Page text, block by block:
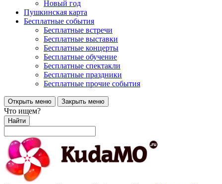
Новый год
Пушкинская карта
Бесплатные события
Бесплатные встречи
Бесплатные выставки
Бесплатные концерты
Бесплатные обучение
Бесплатные спектакли
Бесплатные праздники
Бесплатные прочие события
Открыть меню Закрыть меню
Что ищем?
Найти